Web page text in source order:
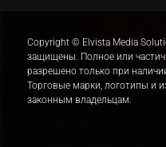
Copyright © Elvista Media
защищены. Полное или
разрешено только при
Торговые марки, логотипы и
законным владельцам.